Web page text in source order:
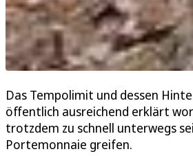
Das Tempolimit und dessen
öffentlich ausreichend erklärt
trotzdem zu schnell unterwegs
Portemonnaie greifen.